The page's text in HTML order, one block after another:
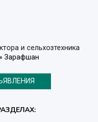
и сельхозтехника
» Зарафшан